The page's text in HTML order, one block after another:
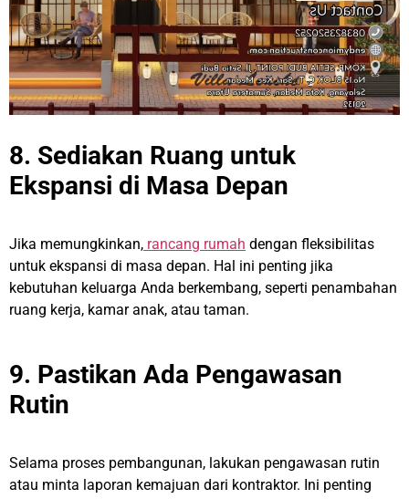
8. Sediakan Ruang untuk
Ekspansi di Masa Depan
Jika memungkinkan, rancang rumah dengan fleksibilitas
untuk ekspansi di masa depan. Hal ini penting jika
kebutuhan keluarga Anda berkembang, seperti penambahan
ruang kerja, kamar anak, atau taman.
9. Pastikan Ada Pengawasan
Rutin
Selama proses pembangunan, lakukan pengawasan rutin
atau minta laporan kemajuan dari kontraktor. Ini penting